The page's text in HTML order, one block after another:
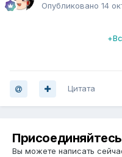
Опубликовано 14
Цитата
Вы можете написать